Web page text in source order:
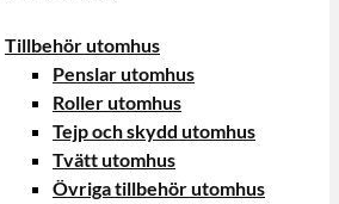
Tillbehör utomhus
Penslar utomhus
Roller utomhus
Tejp och skydd utomhus
Tvätt utomhus
Övriga tillbehör utomhus